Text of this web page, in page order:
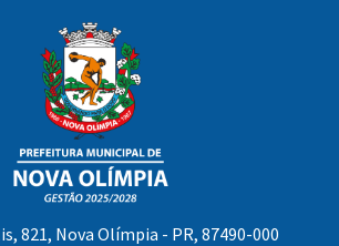
821, Nova Olímpia - PR, 87490-000